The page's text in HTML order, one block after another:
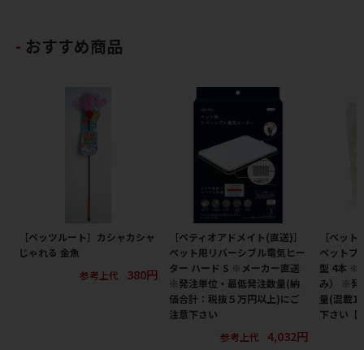
おすすめ商品
［ペッツルート］カシャカシャ
じゃれる 金魚
参考上代
380円
［ペティオアドメイト(直送)］
ペット用リバーシブル電気ヒー
ター ハード S ※メーカー直送
※発注単位・最低発注数量(納
価合計：税抜５万円以上)にご
注意下さい
参考上代
4,032円
［ペッ
ペットプ
型 4本 ※
み） ※発
量(混載
下さい【